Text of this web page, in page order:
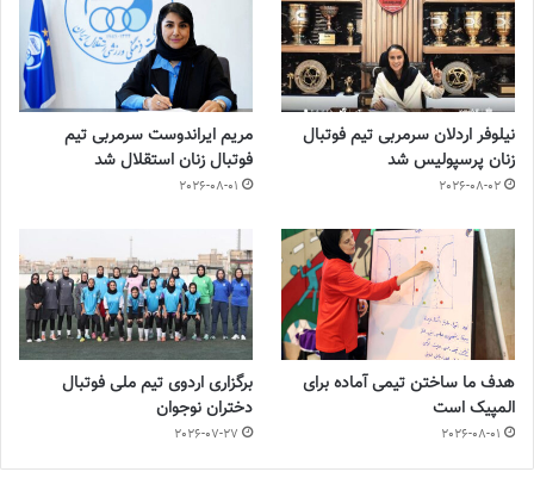
نیلوفر اردلان سرمربی تیم فوتبال
زنان پرسپولیس شد
2026-08-02
مریم ایراندوست سرمربی تیم
فوتبال زنان استقلال شد
2026-08-01
هدف ما ساختن تیمی آماده برای
المپیک است
2026-08-01
برگزاری اردوی تیم ملی فوتبال
دختران نوجوان
2026-07-27